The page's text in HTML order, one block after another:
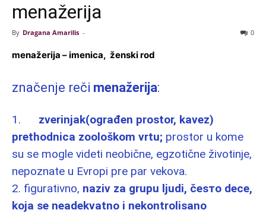
menažerija
By Dragana Amarilis - 0
menažerija – imenica, ženski rod
značenje reči menažerija:
1.
zverinjak(ograđen prostor, kavez)
prethodnica zoološkom vrtu; prostor u kome
su se mogle videti neobične, egzotične životinje,
nepoznate u Evropi pre par vekova.
2. figurativno, naziv za grupu ljudi, česтo dece,
koja se neadekvatno i nekontrolisano